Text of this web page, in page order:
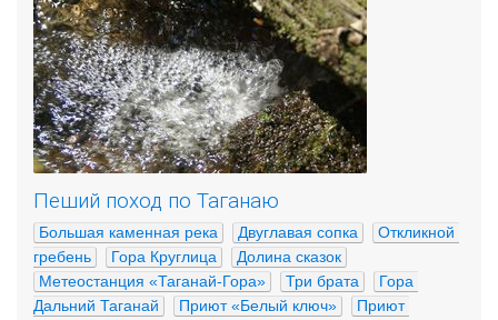
Пеший поход по Таганаю
Большая каменная река Двуглавая сопка
Откликной
гребень
Гора Круглица
Долина сказок
Метеостанция «Таганай-Гора»
Три брата
Гора
Дальний Таганай
Приют «Белый ключ»
Приют